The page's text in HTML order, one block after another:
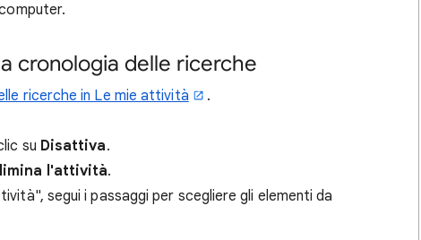
cronologia delle ricerche
ricerche in Le mie attività
.
su Disattiva.
l'attività.
segui i passaggi per scegliere gli elementi da